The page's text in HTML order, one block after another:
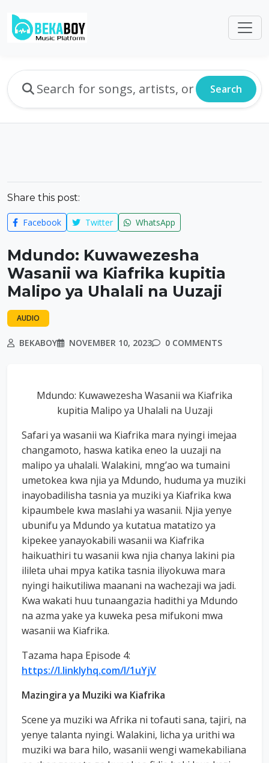
Search
Share this post:
Facebook Twitter WhatsApp
Mdundo: Kuwawezesha
Wasanii wa Kiafrika kupitia
Malipo ya Uhalali na Uuzaji
AUDIO
BEKABOY NOVEMBER 10, 2023 0 COMMENTS
Mdundo: Kuwawezesha Wasanii wa Kiafrika
kupitia Malipo ya Uhalali na Uuzaji
Safari ya wasanii wa Kiafrika mara nyingi imejaa
changamoto, haswa katika eneo la uuzaji na
malipo ya uhalali. Walakini, mng’ao wa tumaini
umetokea kwa njia ya Mdundo, huduma ya muziki
inayobadilisha tasnia ya muziki ya Kiafrika kwa
kipaumbele kwa maslahi ya wasanii. Njia yenye
ubunifu ya Mdundo ya kutatua matatizo ya
kipekee yanayokabili wasanii wa Kiafrika
haikuathiri tu wasanii kwa njia chanya lakini pia
ilileta uhai mpya katika tasnia iliyokuwa mara
nyingi haikutiliwa maanani na wachezaji wa jadi.
Kwa wakati huu tunaangazia hadithi ya Mdundo
na azma yake ya kuweka pesa mifukoni mwa
wasanii wa Kiafrika.
Tazama hapa Episode 4:
https://l.linklyhq.com/l/1uYjV
Mazingira ya Muziki wa Kiafrika
Scene ya muziki wa Afrika ni tofauti sana, tajiri, na
yenye talanta nyingi. Walakini, licha ya urithi wa
muziki wa bara hilo, wasanii wengi wamekabiliana